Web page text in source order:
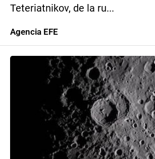
Teteriatnikov, de la ru...
Agencia EFE